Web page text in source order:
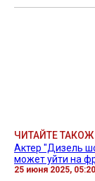
ЧИТАЙТЕ ТАКОЖ
Актер "Дизель
может уйти на
25 июня 2025, 05:20